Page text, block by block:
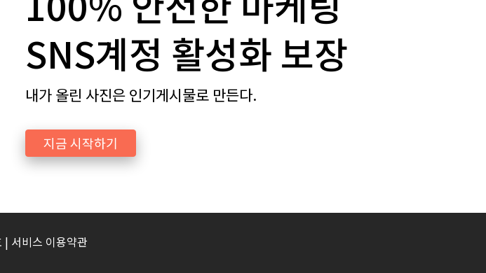
SNS계정 활성화 보장
내가 올린 사진은 인기게시물로 만든다.
지금 시작하기
| 서비스 이용약관